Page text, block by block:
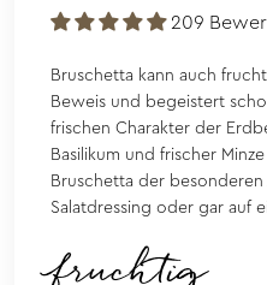
209
Bruschetta kann auch
Beweis und begeistert
frischen Charakter der
Basilikum und frischer
Bruschetta der
Salatdressing oder gar auf